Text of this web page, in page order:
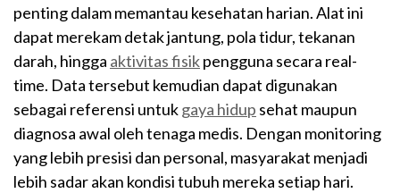
penting dalam memantau kesehatan harian. Alat ini
dapat merekam detak jantung, pola tidur, tekanan
darah, hingga aktivitas fisikpengguna secara real-
time. Data tersebut kemudian dapat digunakan
sebagai referensi untukgaya hidup sehat maupun
diagnosa awal oleh tenaga medis. Dengan monitoring
yang lebih presisi dan personal, masyarakat menjadi
lebih sadar akan kondisi tubuh mereka setiap hari.